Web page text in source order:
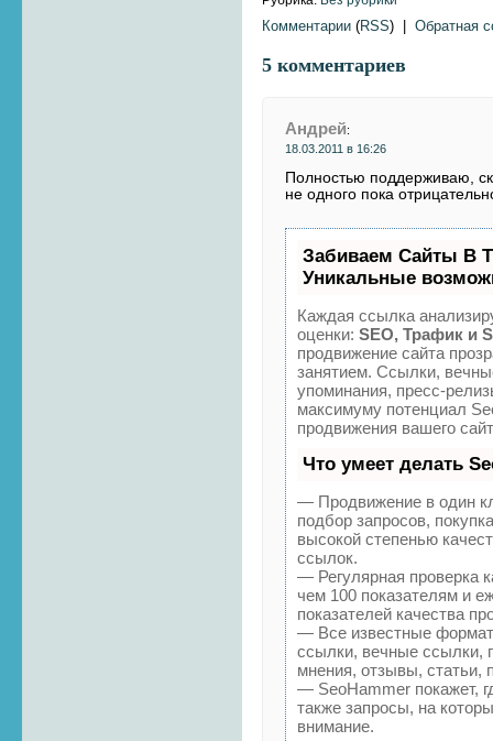
Комментарии (RSS) |Обратная
5 комментариев
Андрей:
18.03.2011 в 16:26
Полностью поддерживаю,
не одного пока
Забиваем Сайты В
Уникальные
Каждая ссылка
оценки:SEO, Трафик и
продвижение сайта
занятием. Ссылки,
упоминания, пресс-
максимуму потенциал
продвижения вашего
Что умеет делать
— Продвижение в один
подбор запросов,
высокой степенью
ссылок.
— Регулярная проверка
чем 100 показателям и
показателей качества
— Все известные
ссылки, вечные ссылки,
мнения, отзывы, статьи,
— SeoHammer покажет,
также запросы, на
внимание.